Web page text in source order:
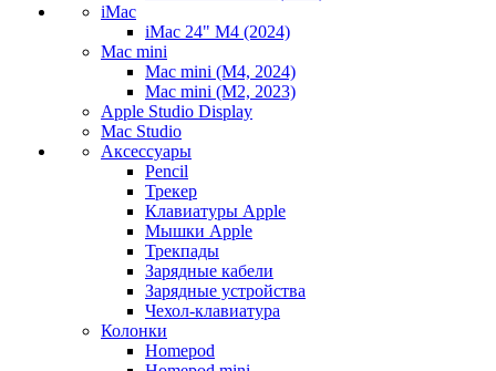
iMac
iMac 24" M4 (2024)
Mac mini
Mac mini (M4, 2024)
Mac mini (M2, 2023)
Apple Studio Display
Mac Studio
Аксессуары
Pencil
Трекер
Клавиатуры Apple
Мышки Apple
Трекпады
Зарядные кабели
Зарядные устройства
Чехол-клавиатура
Колонки
Homepod